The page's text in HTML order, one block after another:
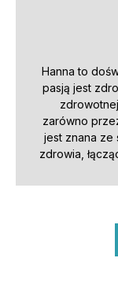
Hanna to
pasją jest
zarówno
jest znana
zdrowia,